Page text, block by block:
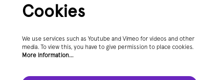
Cookies
We use services such as Youtube and Vimeo for videos and other
media. To view this, you have to give permission to place cookies.
More information…